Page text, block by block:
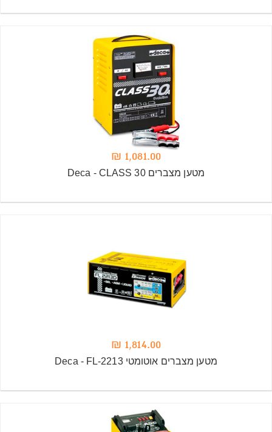
1,081.00 ₪
מטען מצברים Deca - CLASS 30
1,814.00 ₪
מטען מצברים אוטומטי Deca - FL-2213